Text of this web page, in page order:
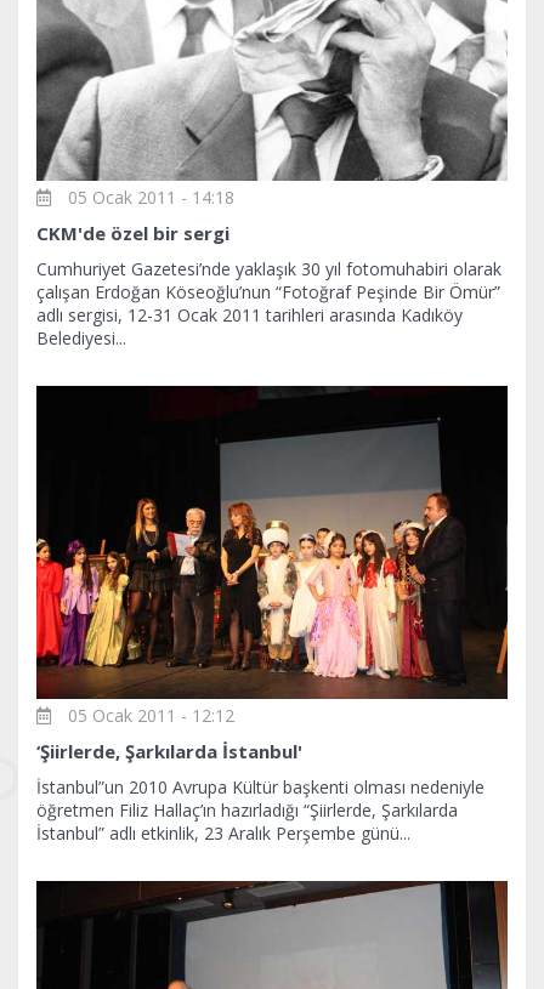
05 Ocak 2011 - 14:18
CKM'de özel bir sergi
Cumhuriyet Gazetesi’nde yaklaşık 30 yıl fotomuhabiri olarak
çalışan Erdoğan Köseoğlu’nun “Fotoğraf Peşinde Bir Ömür”
adlı sergisi, 12-31 Ocak 2011 tarihleri arasında Kadıköy
Belediyesi...
05 Ocak 2011 - 12:12
‘Şiirlerde, Şarkılarda İstanbul'
İstanbul”un 2010 Avrupa Kültür başkenti olması nedeniyle
öğretmen Filiz Hallaç’ın hazırladığı “Şiirlerde, Şarkılarda
İstanbul” adlı etkinlik, 23 Aralık Perşembe günü...